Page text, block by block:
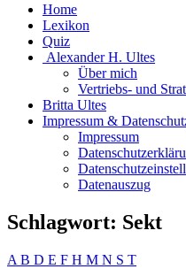
Home
Lexikon
Quiz
Alexander H. Ultes
Über mich
Vertriebs- und
Britta Ultes
Impressum &
Impressum
Datenauszug
Schlagwort: Sekt
A B D E F H M N S T